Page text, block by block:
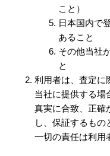
こと）
日本国内で
あること
その他当社
と
利用者は、査定に
当社に提供する場
真実に合致、正確
し、保証するもの
一切の責任は利用